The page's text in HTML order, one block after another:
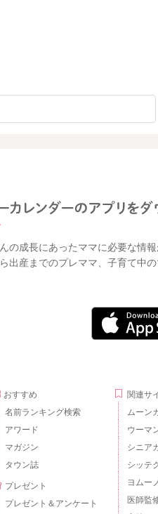
の成長にあったママに必要な情報
出産までのプレママ、子育て中
おすすめ
名前ランキング検索
アワード
マガジン
タウン誌
プレゼント
プレゼント＆アンケート
関連サ
ムーン
ウーマ
シニア
シッテ
ヨムー
医師監